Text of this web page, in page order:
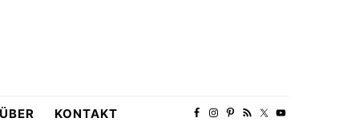
ÜBER KONTAKT